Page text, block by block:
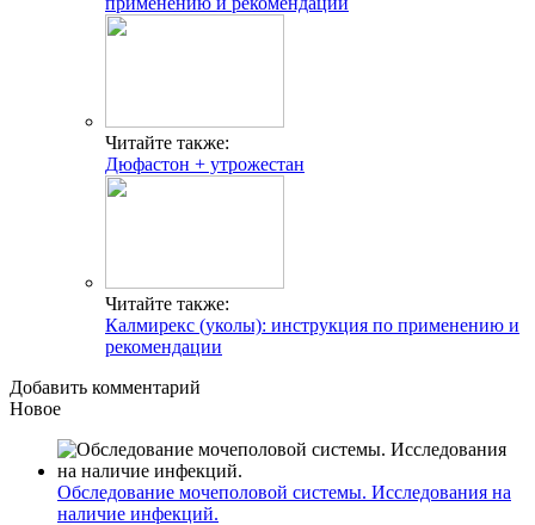
Читайте также:
Дюфастон + утрожестан
Читайте также:
Калмирекс (уколы): инструкция по применению и
рекомендации
Добавить комментарий
Новое
Обследование мочеполовой системы. Исследования на
наличие инфекций.